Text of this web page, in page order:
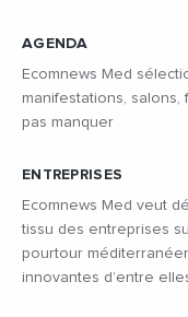
AGENDA
Ecomnews Med
manifestations,
pas manquer
ENTREPRISES
Ecomnews Med veut
tissu des entreprises
pourtour
innovantes d’entre